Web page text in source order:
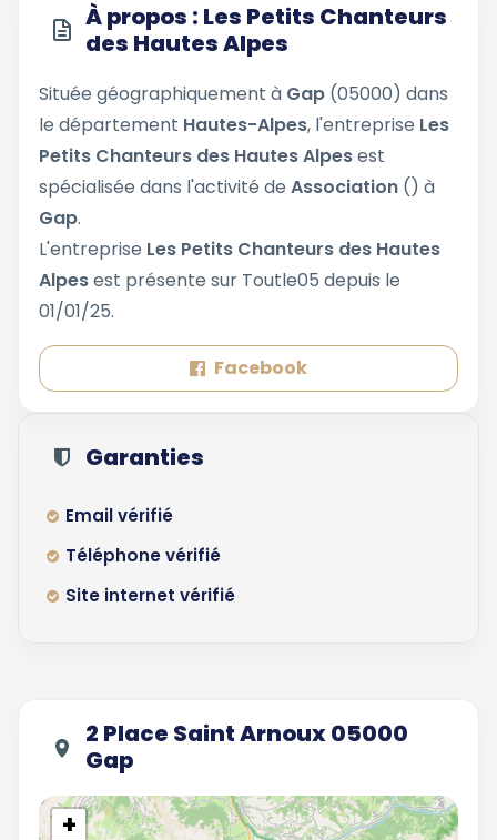
À propos : Les Petits Chanteurs
des Hautes Alpes
Située géographiquement à Gap (05000) dans
le département Hautes-Alpes, l'entreprise Les
Petits Chanteurs des Hautes Alpesest
spécialisée dans l'activité de Association () à
Gap.
L'entreprise Les Petits Chanteurs des Hautes
Alpesest présente sur Toutle05 depuis le
01/01/25.
Facebook
Garanties
Email vérifié
Téléphone vérifié
Site internet vérifié
2 Place Saint Arnoux 05000
Gap
+